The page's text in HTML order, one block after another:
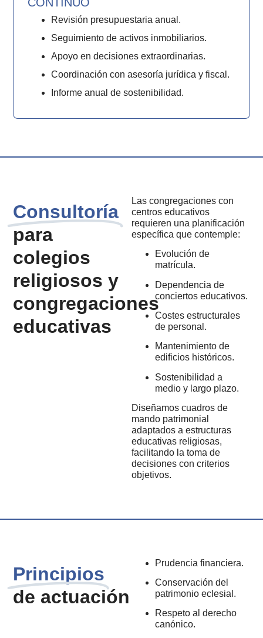
Revisión presupuestaria anual.
Seguimiento de activos inmobiliarios.
Apoyo en decisiones extraordinarias.
Coordinación con asesoría jurídica y fiscal.
Informe anual de sostenibilidad.
Consultoría
para
colegios
religiosos y
congregaciones
educativas
Las congregaciones con
centros educativos
requieren una planificación
específica que contemple:
Evolución de
matrícula.
Dependencia de
conciertos educativos.
Costes estructurales
de personal.
Mantenimiento de
edificios históricos.
Sostenibilidad a
medio y largo plazo.
Diseñamos cuadros de
mando patrimonial
adaptados a estructuras
educativas religiosas,
facilitando la toma de
decisiones con criterios
objetivos.
Principios
de actuación
Prudencia financiera.
Conservación del
patrimonio eclesial.
Respeto al derecho
canónico.